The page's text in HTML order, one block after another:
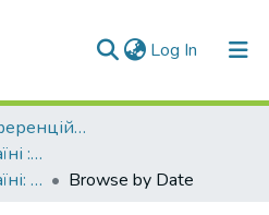
Log In (current)
Матеріали конференцій та семінарів
Технічні науки в Україні : погляд у майбутнє
Технічні науки в Україні: погляд у майбутнє, збірник тез наукових доповідей інтернет-конференції м. Сєвєродонецьк, 27-28 квітня 2016 р.
Browse by Date